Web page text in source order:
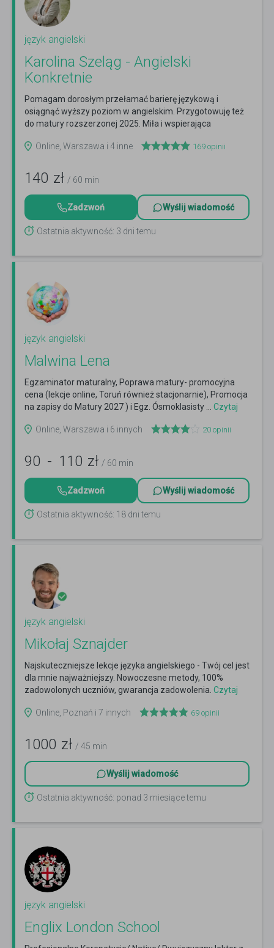
język angielski
Karolina Szeląg - Angielski
Konkretnie
Pomagam dorosłym przełamać barierę językową i
osiągnąć wyższy poziom w angielskim. Przygotowuję też
do matury rozszerzonej 2025. Miła i wspierająca
Online, Warszawa i 4 inne
169 opinii
140 zł / 60 min
Zadzwoń Wyślij wiadomość
Ostatnia aktywność: 3 dni temu
język angielski
Malwina Lena
Egzaminator maturalny, Poprawa matury- promocyjna
cena (lekcje online, Toruń również stacjonarnie), Promocja
na zapisy do Matury 2027 ) i Egz. Ósmoklasisty ...
Czytaj
Online, Warszawa i 6 innych
20 opinii
90 - 110 zł / 60 min
Zadzwoń Wyślij wiadomość
Ostatnia aktywność: 18 dni temu
język angielski
Mikołaj Sznajder
Najskuteczniejsze lekcje języka angielskiego - Twój cel jest
dla mnie najważniejszy. Nowoczesne metody, 100%
zadowolonych uczniów, gwarancja zadowolenia. Czytaj
Online, Poznań i 7 innych
69 opinii
1000 zł / 45 min
Wyślij wiadomość
Ostatnia aktywność: ponad 3 miesiące temu
język angielski
Englix London School